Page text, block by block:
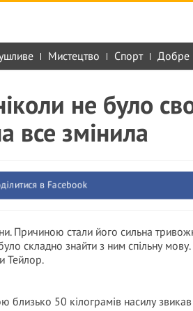
Мистецтво Спорт Добре
не було
все змінила
в Facebook
Причиною стали його сильна
складно знайти з ним спільну
Тейлор.
близько 50 кілограмів насилу